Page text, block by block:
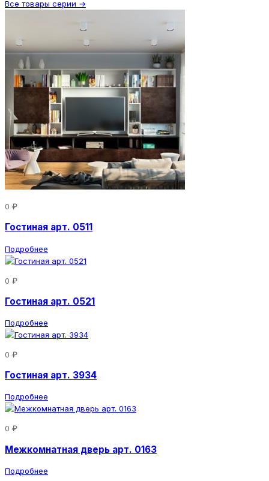
Все товары серии →
0 ₽
Гостиная арт. 0511
Подробнее
0 ₽
Гостиная арт. 0521
Подробнее
0 ₽
Гостиная арт. 3934
Подробнее
0 ₽
Межкомнатная дверь арт. 0163
Подробнее